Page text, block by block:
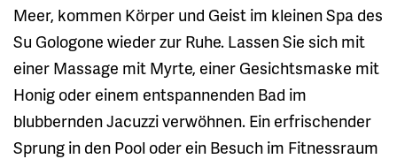
Meer, kommen Körper und Geist im kleinen Spa des
Su Gologone wieder zur Ruhe. Lassen Sie sich mit
einer Massage mit Myrte, einer Gesichtsmaske mit
Honig oder einem entspannenden Bad im
blubbernden Jacuzzi verwöhnen. Ein erfrischender
Sprung in den Pool oder ein Besuch im Fitnessraum